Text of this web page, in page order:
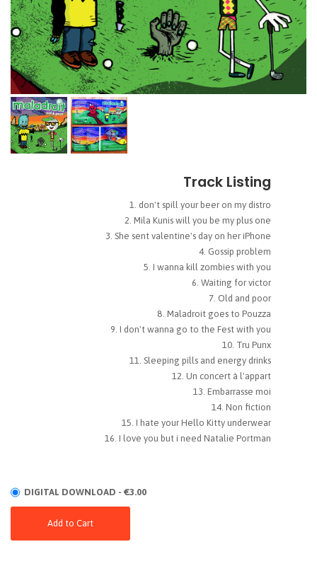
Track Listing
don't spill your beer on my distro
Mila Kunis will you be my plus one
She sent valentine's day on her iPhone
Gossip problem
I wanna kill zombies with you
Waiting for victor
Old and poor
Maladroit goes to Pouzza
I don't wanna go to the Fest with you
Tru Punx
Sleeping pills and energy drinks
Un concert à l'appart
Embarrasse moi
Non fiction
I hate your Hello Kitty underwear
I love you but i need Natalie Portman
DIGITAL DOWNLOAD - €3.00
Add to Cart